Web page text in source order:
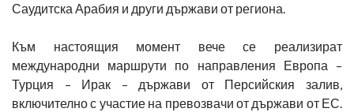
Саудитска Арабия и други държави от региона.
Към настоящия момент вече се реализират
международни маршрути по направления Европа –
Турция – Ирак – държави от Персийския залив,
включително с участие на превозвачи от държави от ЕС.